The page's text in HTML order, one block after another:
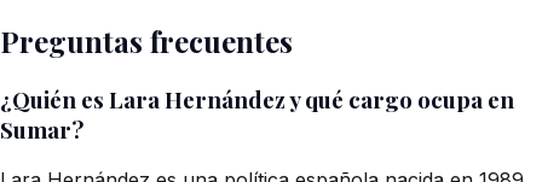
Preguntas frecuentes
¿Quién es Lara Hernández y qué cargo ocupa en
Sumar?